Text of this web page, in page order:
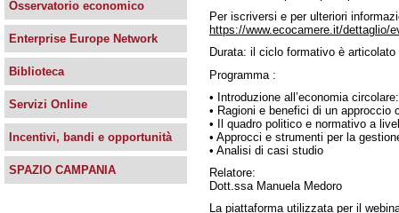
Per iscriversi e per ulteriori
https://www.ecocamere.it/dettaglio/
Durata: il ciclo formativo è
Programma :
• Introduzione all’economia
• Ragioni e benefici di un
• Il quadro politico e normativo a
• Approcci e strumenti per la
• Analisi di casi studio
Relatore:
Dott.ssa Manuela Medoro
La piattaforma utilizzata per il
Osservatorio economico
Enterprise Europe Network
Biblioteca
Servizi Online
Incentivi, bandi e opportunità
SPAZIO CAMPANIA